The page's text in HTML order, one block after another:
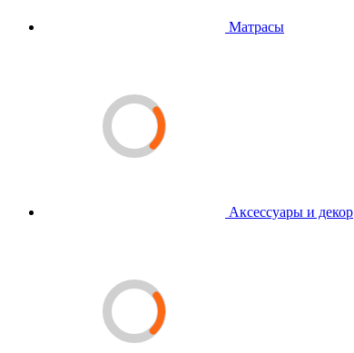
Матрасы
Аксессуары и декор